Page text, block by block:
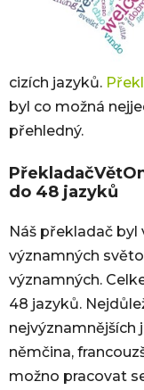
cizích jazyků.
byl co možná
přehledný.
do 48 jazyků
Náš překladač
významných
významných.
48 jazyků.
nejvýznamnějších
němčina,
možno pracovat